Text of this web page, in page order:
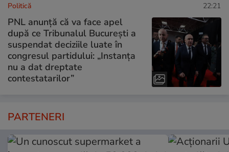
Politică 22:21
PNL anunță că va face apel
după ce Tribunalul București a
suspendat deciziile luate în
congresul partidului: „Instanța
nu a dat dreptate
contestatarilor”
PARTENERI